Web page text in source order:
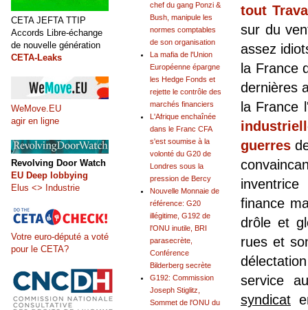
tout
sur du
assez
la France
dernières
la France
guerres
finance
drôle et
rues et
service
syndicat
chef du gang Ponzi &
Bush, manipule les
normes comptables
de son organisation
La mafia de l'Union
Européenne épargne
les Hedge Fonds et
rejette le contrôle des
marchés financiers
L'Afrique enchaînée
dans le Franc CFA
s'est soumise à la
volonté du G20 de
Londres sous la
pression de Bercy
Nouvelle Monnaie de
référence: G20
illégitime, G192 de
l'ONU inutile, BRI
parasecrète,
Conférence
Bilderberg secrète
G192: Commission
Joseph Stiglitz,
Sommet de l'ONU du
CETA JEFTA TTIP
Accords Libre-échange
de nouvelle génération
CETA-Leaks
WeMove.EU
agir en ligne
Revolving Door Watch
EU Deep lobbying
Elus <> Industrie
Votre euro-député a voté
pour le CETA?